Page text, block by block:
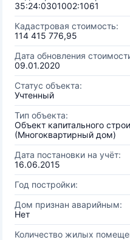
35:24:0301002:1061
Кадастровая стоимость:
114 415 776,95
Дата обновления
09.01.2020
Статус объекта:
Учтенный
Тип объекта:
Объект капитального
(Многоквартирный дом)
Дата постановки на учёт:
16.06.2015
Год постройки:
Дом признан аварийным:
Нет
Количество жилых